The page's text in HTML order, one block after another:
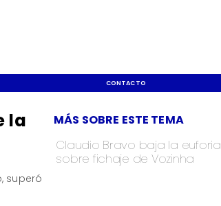
CONTACTO
Claudio Bravo baja la euforia
sobre fichaje de Vozinha
MÁS SOBRE ESTE TEMA
la
superó